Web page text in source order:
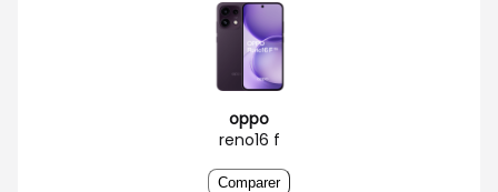
oppo
reno16 f
Comparer